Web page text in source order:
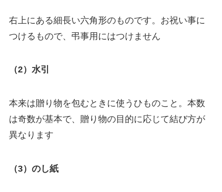
右上にある細長い六角形のものです。お祝い事に
つけるもので、弔事用にはつけません
（2）水引
本来は贈り物を包むときに使うひものこと。本数
は奇数が基本で、贈り物の目的に応じて結び方が
異なります
（3）のし紙